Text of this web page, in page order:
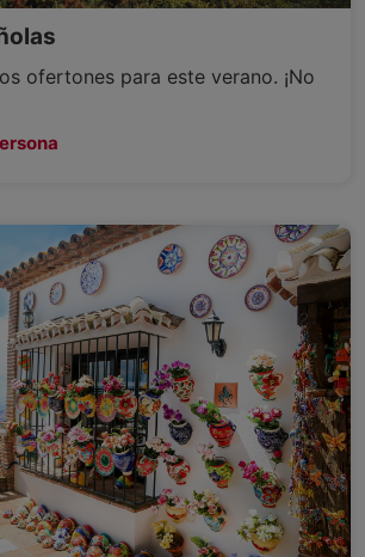
ofertones para este verano. ¡No